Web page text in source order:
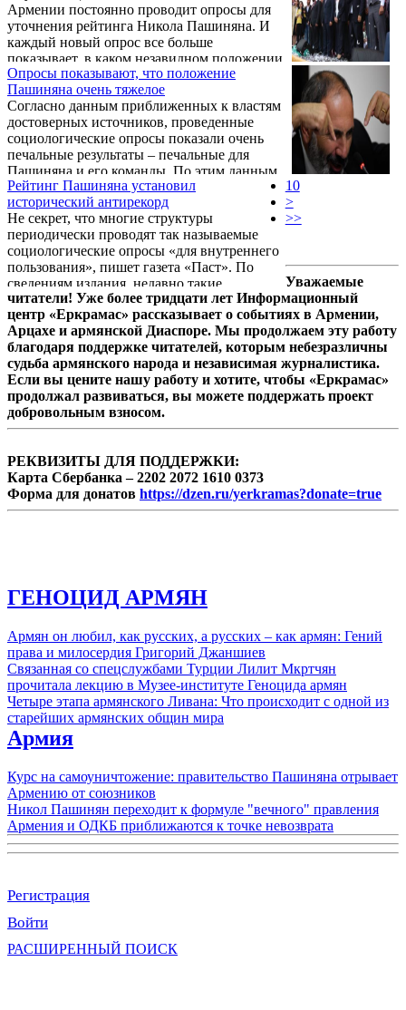
Армении постоянно проводит опросы для
уточнения рейтинга Никола Пашиняна. И
каждый новый опрос все больше
показывает, в каком незавидном положении
находится Пашинян.
Опросы показывают, что положение
Пашиняна очень тяжелое
Согласно данным приближенных к властям
достоверных источников, проведенные
социологические опросы показали очень
печальные результаты – печальные для
Пашиняна и его команды. По этим данным,
рейтинг его команды колеблется в пределах
8%, а рейтинг лично Пашиняна колеблется
в пределах 15%. Никол Пашинян знает об
этом, но пытается скрыть эту информацию
от своей команды, чтобы убедить «Мой
шаг» в кратчайшие сроки провести
внеочередные парламентские выборы.
Рейтинг Пашиняна установил
исторический антирекорд
Не секрет, что многие структуры
периодически проводят так называемые
социологические опросы «для внутреннего
пользования», пишет газета «Паст». По
сведениям издания, недавно такие
соцопросы о рейтинге властей и, в
частности, Никола Пашиняна провели
посольство США и одна из оппозиционных
сил.
10
>
>>
Уважаемые
читатели! Уже более тридцати лет Информационный
центр «Еркрамас» рассказывает о событиях в Армении,
Арцахе и армянской Диаспоре. Мы продолжаем эту работу
благодаря поддержке читателей, которым небезразличны
судьба армянского народа и независимая журналистика.
Если вы цените нашу работу и хотите, чтобы «Еркрамас»
продолжал развиваться, вы можете поддержать проект
добровольным взносом.
РЕКВИЗИТЫ ДЛЯ ПОДДЕРЖКИ:
Карта Сбербанка – 2202 2072 1610 0373
Форма для донатов https://dzen.ru/yerkramas?donate=true
ГЕНОЦИД АРМЯН
Армян он любил, как русских, а русских – как армян: Гений
права и милосердия Григорий Джаншиев
Связанная со спецслужбами Турции Лилит Мкртчян
прочитала лекцию в Музее-институте Геноцида армян
Четыре этапа армянского Ливана: Что происходит с одной из
старейших армянских общин мира
Армия
Курс на самоуничтожение: правительство Пашиняна отрывает
Армению от союзников
Никол Пашинян переходит к формуле "вечного" правления
Армения и ОДКБ приближаются к точке невозврата
Регистрация
Войти
РАСШИРЕННЫЙ ПОИСК